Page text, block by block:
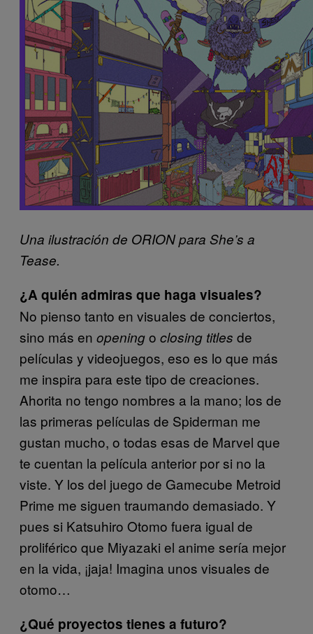
Una ilustración de ORION para She’s a
Tease.
¿A quién admiras que haga visuales?
No pienso tanto en visuales de conciertos,
sino más en openingo closing titles de
películas y videojuegos, eso es lo que más
me inspira para este tipo de creaciones.
Ahorita no tengo nombres a la mano; los de
las primeras películas de Spiderman me
gustan mucho, o todas esas de Marvel que
te cuentan la película anterior por si no la
viste. Y los del juego de Gamecube Metroid
Prime me siguen traumando demasiado. Y
pues si Katsuhiro Otomo fuera igual de
proliférico que Miyazaki el anime sería mejor
en la vida, ¡jaja! Imagina unos visuales de
otomo…
¿Qué proyectos tienes a futuro?